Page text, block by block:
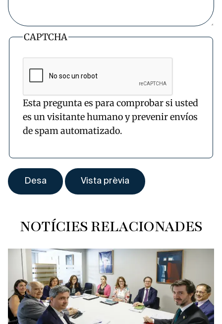
CAPTCHA
Esta pregunta es para comprobar si usted
es un visitante humano y prevenir envíos
de spam automatizado.
NOTÍCIES RELACIONADES